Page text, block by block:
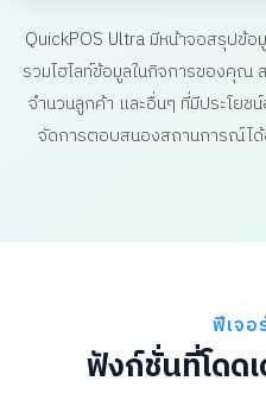
QuickPOS Ultra มีหน้าจอสรุปข้
รวมไฮไลท์ข้อมูลในกิจการของคุ
จำนวนลูกค้า และอื่นๆ ที่มีประโยช
จัดการตอบสนองสถานการณ์ได้
ฟีเจอ
ฟังก์ชั่นที่โดด